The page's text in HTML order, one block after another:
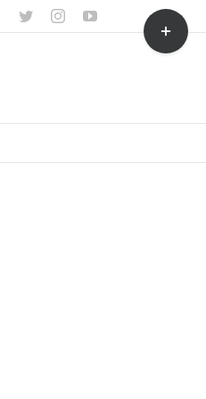
facebook
twitterinstagramyoutube
Toggle
Sliding
Bar